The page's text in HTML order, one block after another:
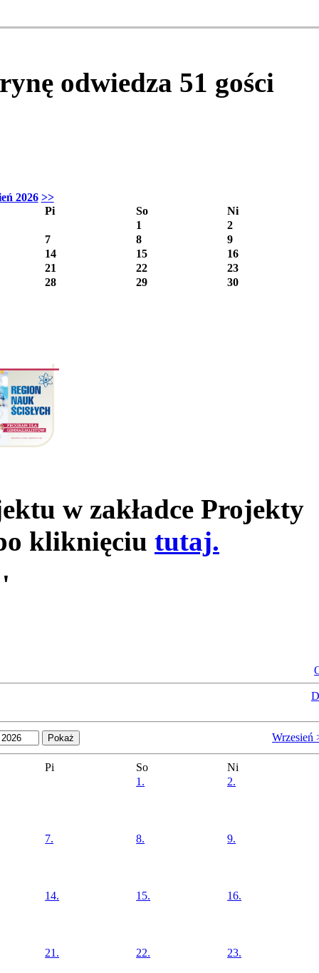
odwiedza 51 gości
2026 >>
Pi
So
Ni
1
2
7
8
9
14
15
16
21
22
23
28
29 30
w zakładce Projekty
kliknięciu tutaj.
'
Wrzesień
Pi So
Ni
1.
2.
7. 8. 9.
14. 15. 16.
21. 22. 23.